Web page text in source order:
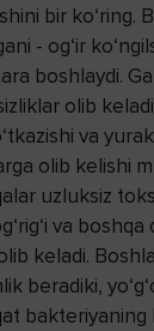
bir ko‘ring.
- og‘ir
boshlaydi.
olib
va yurak
olib kelishi
uzluksiz
va
keladi.
beradiki,
bakteriyaning